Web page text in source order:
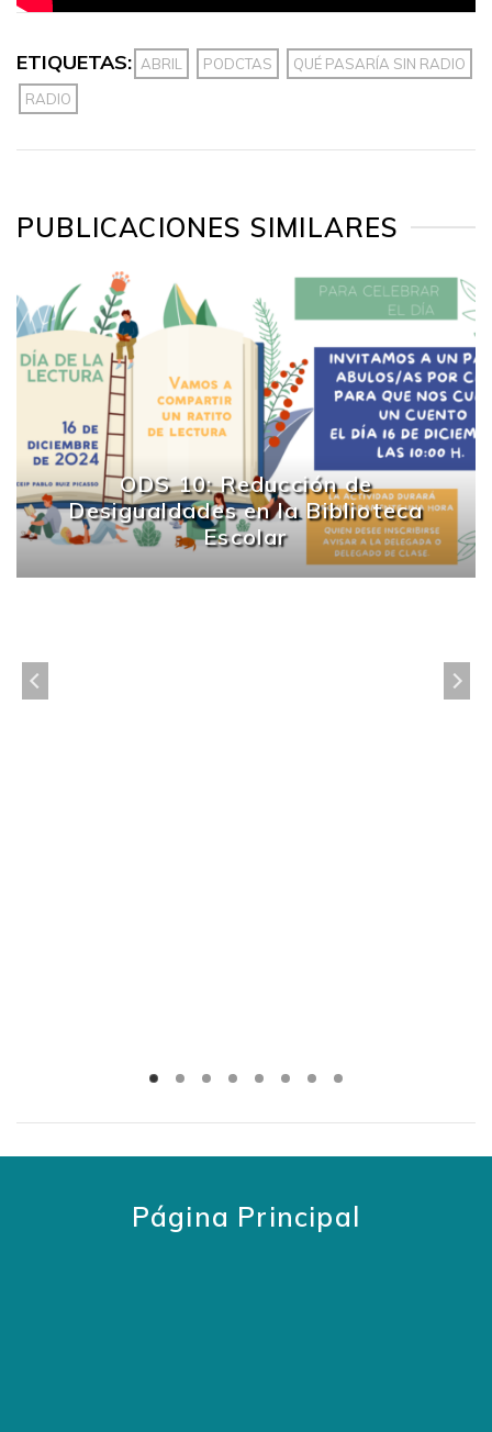
ETIQUETAS: ABRIL PODCTAS
QUÉ PASARÍA SIN RADIO
RADIO
PUBLICACIONES SIMILARES
ODS 10: Reducción de
Desigualdades en la Biblioteca
Escolar
Página Principal